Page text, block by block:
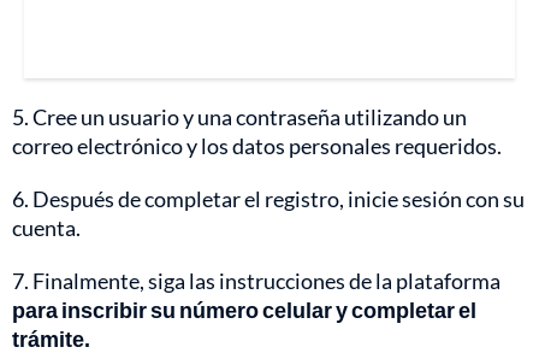
5. Cree un usuario y una contraseña utilizando un
correo electrónico y los datos personales requeridos.
6. Después de completar el registro, inicie sesión con su
cuenta.
7. Finalmente, siga las instrucciones de la plataforma
para inscribir su número celular y completar el
trámite.